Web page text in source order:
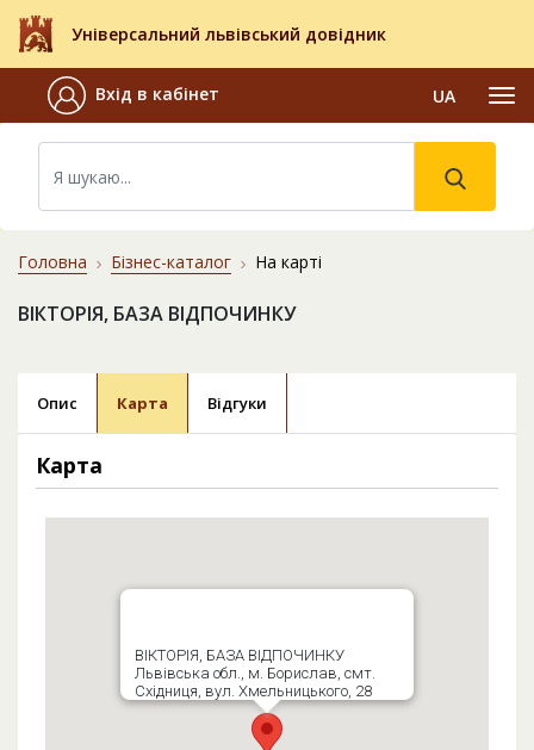
Універсальний львівський довідник
Вхід в кабінет UA
Головна Бізнес-каталог На карті
ВІКТОРІЯ, БАЗА ВІДПОЧИНКУ
Опис Карта Відгуки
Карта
ВІКТОРІЯ, БАЗА ВІДПОЧИНКУ
Львівська обл., м. Борислав, смт.
Східниця, вул. Хмельницького, 28